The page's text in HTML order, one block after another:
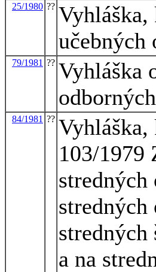
25/1980 ?? Vyhláška,
učebných
79/1981 ?? Vyhláška
84/1981 ?? Vyhláška,
103/1979
stredných
stredných
a na